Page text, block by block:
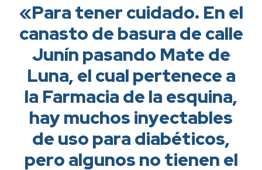
«Para tener cuidado. En el
canasto de basura de calle
Junín pasando Mate de
Luna, el cual pertenece a
la Farmacia de la esquina,
hay muchos inyectables
de uso para diabéticos,
pero algunos no tienen el